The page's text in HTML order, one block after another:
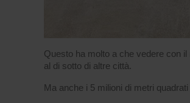
Questo ha molto a che vedere con
al di sotto di altre città.
Ma anche i 5 milioni di metri quadrati